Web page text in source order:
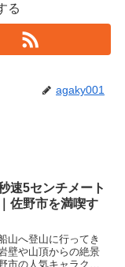
る
agaky001
速5センチメート
佐野市を満喫す
山へ登山に行ってき
壁や山頂からの絶景
市の人気キャラクタ